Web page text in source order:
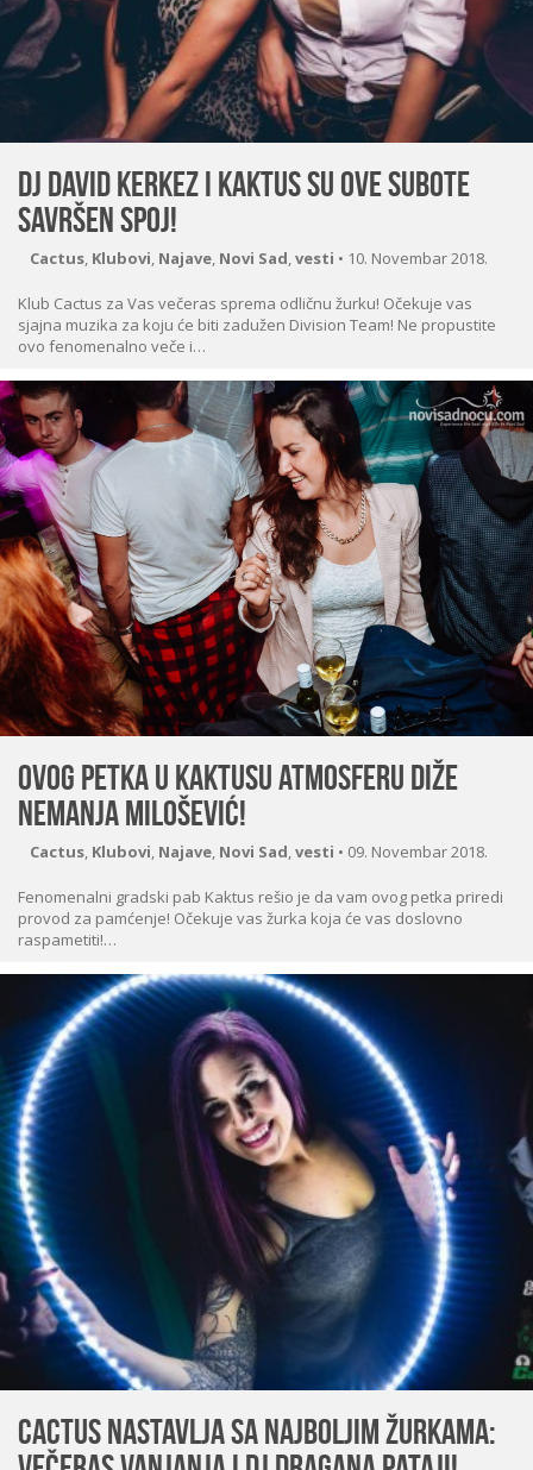
Dj David Kerkez i Kaktus su ove subote
savršen spoj!
Cactus, Klubovi, Najave, Novi Sad,vesti • 10. Novembar 2018.
Klub Cactus za Vas večeras sprema odličnu žurku! Očekuje vas
sjajna muzika za koju će biti zadužen Division Team! Ne propustite
ovo fenomenalno veče i…
Ovog petka u Kaktusu atmosferu diže
Nemanja Milošević!
Cactus, Klubovi, Najave, Novi Sad,vesti • 09. Novembar 2018.
Fenomenalni gradski pab Kaktus rešio je da vam ovog petka priredi
provod za pamćenje! Očekuje vas žurka koja će vas doslovno
raspametiti!…
Cactus nastavlja sa najboljim žurkama: